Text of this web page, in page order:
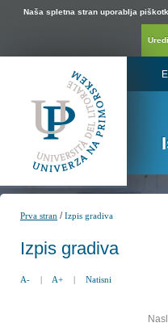
Naša spletna stran uporablja
Prva stran /Izpis gradiva
Izpis gradiva
A- | A+ | Natisni